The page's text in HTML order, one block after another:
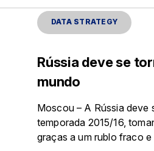
DATA STRATEGY
Rússia deve se
mundo
Moscou – A Rússia deve
temporada 2015/16,
graças a um rublo fraco